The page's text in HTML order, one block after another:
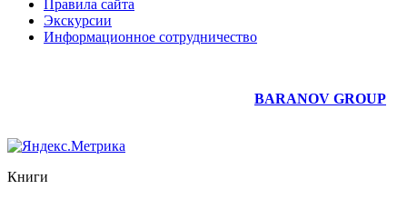
Правила сайта
Экскурсии
Информационное сотрудничество
BARANOV GROUP
Книги